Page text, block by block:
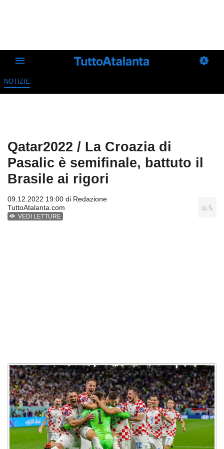
NOTIZIE
Qatar2022 / La Croazia di
Pasalic è semifinale, battuto il
Brasile ai rigori
09.12.2022 19:00 di Redazione
TuttoAtalanta.com
VEDI LETTURE